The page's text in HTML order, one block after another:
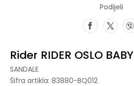
Podijeli
Rider RIDER OSLO BABY
SANDALE
Šifra artikla: 83880-BQ012